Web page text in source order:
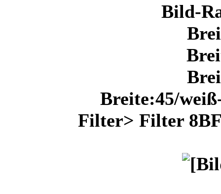
Bild-
Breite:45/
Filter> Filter